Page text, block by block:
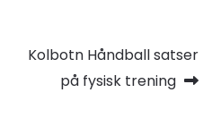
Neste
innlegg:
Kolbotn Håndball satser
på fysisk trening